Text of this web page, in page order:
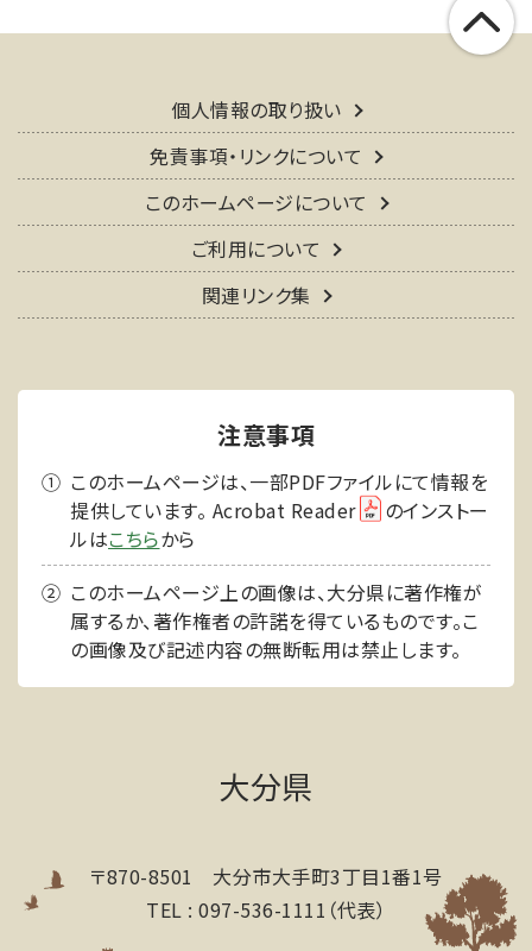
個人情報の取り扱い
免責事項・リンクについて
このホームページについて
ご利用について
関連リンク集
注意事項
このホームページは、一部PDFファイルにて情報を
提供しています。 Acrobat Reader
のインストー
ルはこちらから
このホームページ上の画像は、大分県に著作権が
属するか、著作権者の許諾を得ているものです。こ
の画像及び記述内容の無断転用は禁止します。
大分県
〒870-8501 大分市大手町3丁目1番1号
TEL : 097-536-1111（代表）